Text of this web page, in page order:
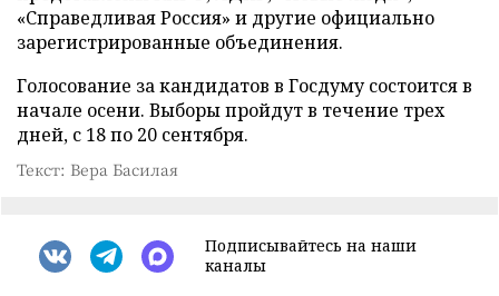
«Справедливая Россия» и другие официально
зарегистрированные объединения.
Голосование за кандидатов в Госдуму состоится в
начале осени. Выборы пройдут в течение трех
дней, с 18 по 20 сентября.
Текст: Вера Басилая
Подписывайтесь на наши
каналы